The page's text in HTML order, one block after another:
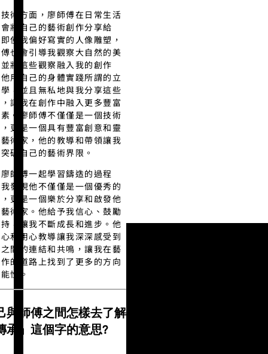
術方面，廖師傅在日常生活
將自己的藝術創作分享給
使我偏好寫實的人像雕塑，
也會引導我觀察大自然的美
將這些觀察融入我的創作
用自己的身體實踐所謂的立
，並且無私地與我分享這些
讓我在創作中融入更多豐富
。廖師傅不僅僅是一個技術
更是一個具有豐富創意和靈
術家，他的教導和帶領讓我
破自己的藝術界限。
師傅一起學習鑄造的過程
發現他不僅僅是一個優秀的
更是一個樂於分享和啟發他
術家。他給予我信心、鼓勵
，讓我不斷成長和進步。他
和用心教導讓我深深感受到
間的連結和共鳴，讓我在藝
的道路上找到了更多的方向
性。
與師傅之間怎樣去了解
承」這個字的意思?